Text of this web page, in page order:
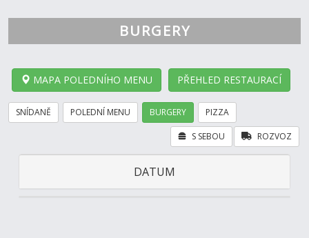
BURGERY
MAPA POLEDNÍHO MENU PŘEHLED RESTAURACÍ
SNÍDANĚ POLEDNÍ MENU BURGERY PIZZA
ROZVOZ
S SEBOU
DATUM